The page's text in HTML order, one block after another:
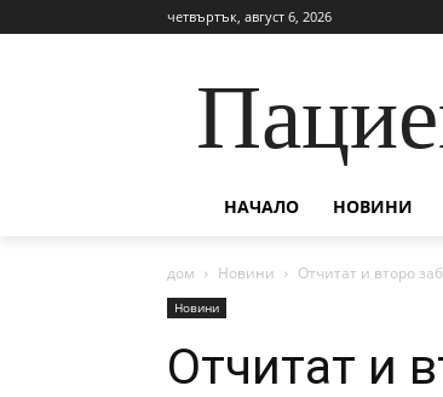
четвъртък, август 6, 2026
НАЧАЛО НОВИНИ
дом Новини Отчитат и второ
Новини
Отчитат и